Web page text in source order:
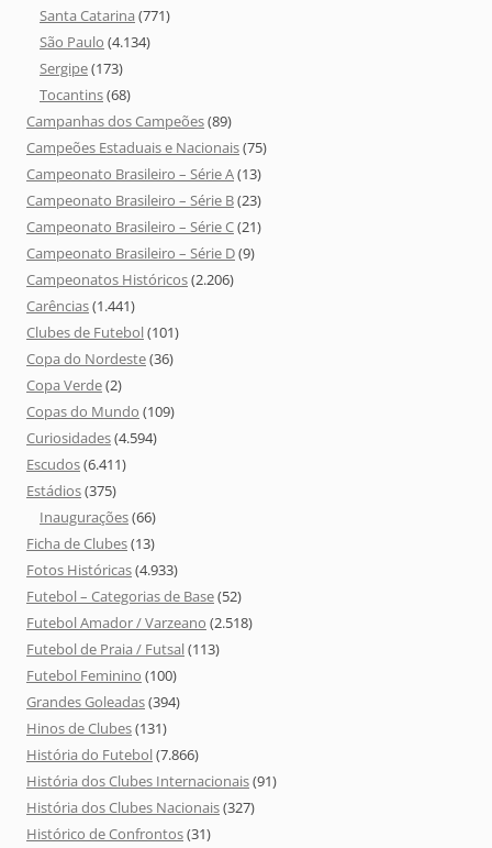
Santa Catarina (771)
São Paulo (4.134)
Sergipe(173)
Tocantins(68)
Campanhas dos Campeões(89)
Campeões Estaduais e Nacionais(75)
Campeonato Brasileiro – Série A(13)
Campeonato Brasileiro – Série B(23)
Campeonato Brasileiro – Série C(21)
Campeonato Brasileiro – Série D(9)
Campeonatos Históricos(2.206)
Carências(1.441)
Clubes de Futebol(101)
Copa do Nordeste(36)
Copa Verde(2)
Copas do Mundo (109)
Curiosidades(4.594)
Escudos(6.411)
Estádios(375)
Inaugurações(66)
Ficha de Clubes(13)
Fotos Históricas(4.933)
Futebol – Categorias de Base(52)
Futebol Amador / Varzeano (2.518)
Futebol de Praia / Futsal(113)
Futebol Feminino (100)
Grandes Goleadas(394)
Hinos de Clubes(131)
História do Futebol(7.866)
História dos Clubes Internacionais(91)
História dos Clubes Nacionais(327)
Histórico de Confrontos(31)